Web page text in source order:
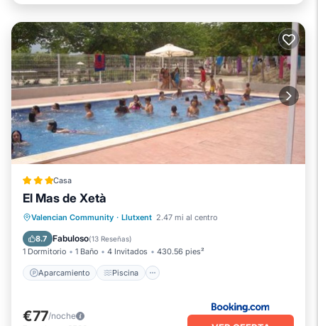
Casa
El Mas de Xetà
Valencian Community · Llutxent 2.47 mi al centro
8.7 Fabuloso(13 Reseñas)
1 Dormitorio 1 Baño 4 Invitados 430.56 pies²
Aparcamiento Piscina
Aparcamiento
Piscina
Balcón/Terraza
€77/noche